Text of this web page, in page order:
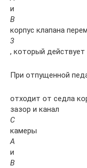
и
В
корпус клапана
3
, который действует
При отпущенной
отходит от седла
зазор и канал
С
камеры
А
и
В